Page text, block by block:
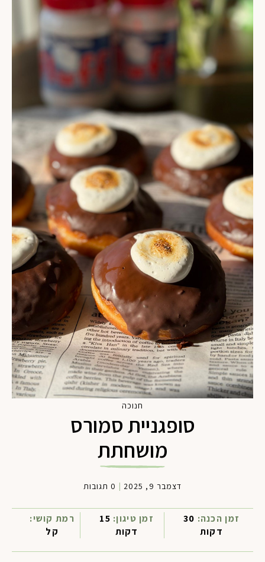
חנוכה
סופגניית סמורס
מושחתת
דצמבר 9, 2025
זמן הכנה: 30
דקות
זמן טיגון: 15
דקות
רמת קושי:
קל